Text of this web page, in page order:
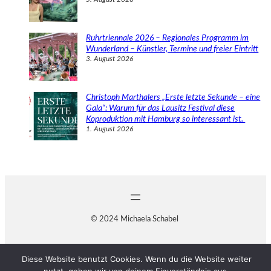
Ruhrtriennale 2026 – Regionales Programm im
Wunderland – Künstler, Termine und freier Eintritt
3. August 2026
Christoph Marthalers „Erste letzte Sekunde – eine
Gala“: Warum für das Lausitz Festival diese
Koproduktion mit Hamburg so interessant ist.
1. August 2026
© 2024 Michaela Schabel
Diese Website benutzt Cookies. Wenn du die Website weiter